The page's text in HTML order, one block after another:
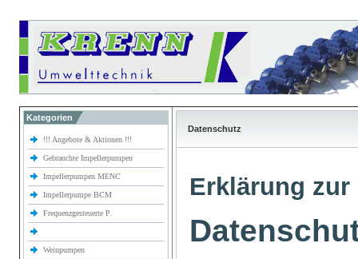
Kategorien
!!! Angebote & Aktionen !!!
Gebrauchte Impellerpumpen
Impellerpumpen MENC
Impellerpumpe BCM
Frequenzgesteuerte P.
Weinpumpen
Datenschutz
Erklärung